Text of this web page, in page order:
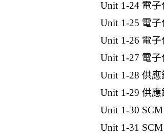
Unit 1-24 電
Unit 1-25 電
Unit 1-26 電
Unit 1-27 電
Unit 1-28 供
Unit 1-29 供
Unit 1-30
Unit 1-31